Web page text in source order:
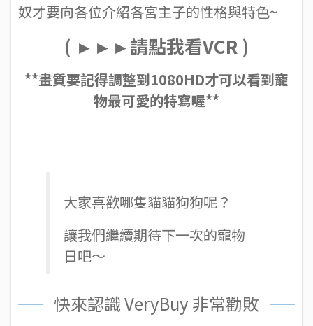
奴才要向各位介紹各宮主子的性格與特色~
( ►►►請點我看VCR )
**畫質要記得調整到1080HD才可以看到寵
物最可愛的特寫喔**
大家喜歡哪隻貓貓狗狗呢？
讓我們繼續期待下一次的寵物
日吧～
快來認識 VeryBuy 非常勸敗